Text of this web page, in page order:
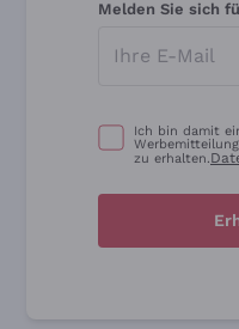
Melden Sie sich
Ich bin damit
zu erhalten.